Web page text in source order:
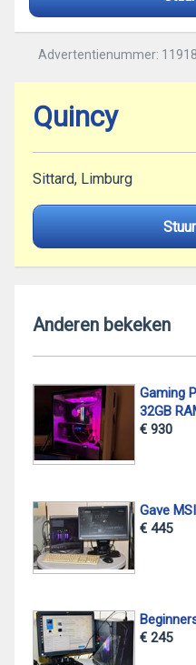
Advertentienummer:
Quincy
Sittard, Limburg
Anderen bekeken
Gaming
32GB
€ 930
Gave
€ 445
€ 245